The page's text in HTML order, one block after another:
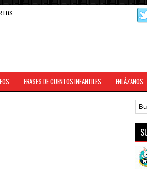
FRASES DE CUENTOS INFANTILES ENLÁZANOS